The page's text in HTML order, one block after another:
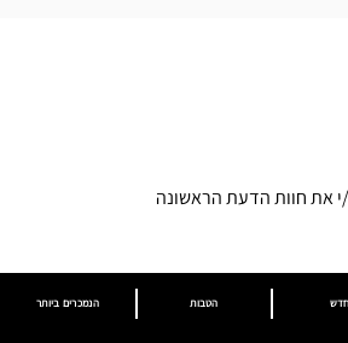
י את חוות הדעת הראשונה
הנמכרים ביותר הטבות חדש